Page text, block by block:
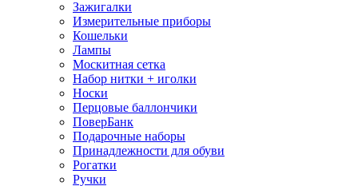
Зажигалки
Измерительные приборы
Кошельки
Лампы
Москитная сетка
Набор нитки + иголки
Носки
Перцовые баллончики
ПоверБанк
Подарочные наборы
Принадлежности для обуви
Рогатки
Ручки